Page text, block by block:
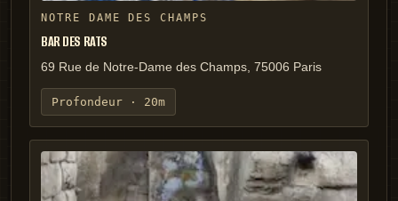
NOTRE DAME DES CHAMPS
BAR DES RATS
69 Rue de Notre-Dame des Champs, 75006 Paris
Profondeur · 20m